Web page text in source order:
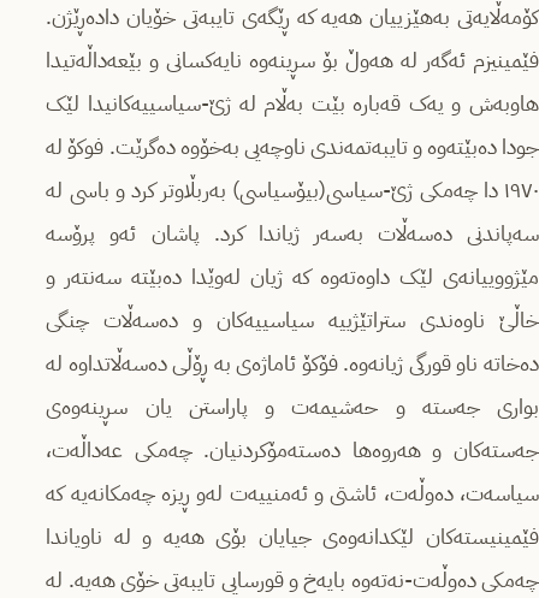
کۆمەڵایەتی بەهێزییان هەیە کە ڕێگەی تایبەتی خۆیان دادەڕێژن.
فێمینیزم ئەگەر لە هەوڵ بۆ سڕینەوە نایەکسانی و بێعەداڵەتیدا
هاوبەش و یەک قەبارە بێت بەڵام لە ژێ-سیاسییەکانیدا لێک
جودا دەبێتەوە و تایبەتمەندی ناوچەیی بەخۆوە دەگرێت. فوکۆ لە
١٩٧٠ دا چەمکی ژێ-سیاسی(بیۆسیاسی) بەربڵاوتر کرد و باسی لە
سەپاندنی دەسەڵات بەسەر ژیاندا کرد. پاشان ئەو پرۆسە
مێژووییانەی لێک داوەتەوە کە ژیان لەوێدا دەبێتە سەنتەر و
خاڵێ ناوەندی ستراتێژییە سیاسییەکان و دەسەڵات چنگی
دەخاتە ناو قورگی ژیانەوە. فۆکۆ ئاماژەی بە ڕۆڵی دەسەڵاتداوە لە
بواری جەستە و حەشیمەت و پاراستن یان سڕینەوەی
جەستەکان و هەروەها دەستەمۆکردنیان. چەمکی عەداڵەت،
سیاسەت، دەوڵەت، ئاشتی و ئەمنییەت لەو ڕیزە چەمکانەیە کە
فێمینیستەکان لێکدانەوەی جیایان بۆی هەیە و لە ناویاندا
چەمکی دەوڵەت-نەتەوە بایەخ و قورسایی تایبەتی خۆی هەیە. لە